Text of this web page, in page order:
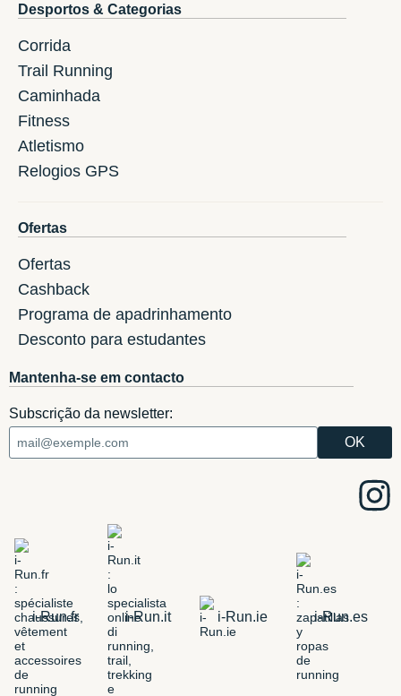
Desportos & Categorias
Corrida
Trail Running
Caminhada
Fitness
Atletismo
Relogios GPS
Ofertas
Ofertas
Cashback
Programa de apadrinhamento
Desconto para estudantes
Mantenha-se em contacto
Subscrição da newsletter:
i-Run.fr i-Run.it i-Run.ie i-Run.es